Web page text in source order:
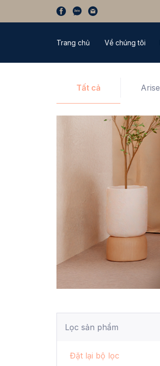
Trang chủ Về chúng tôi
Tất cả Arise
Lọc sản phẩm
Đặt lại bộ lọc